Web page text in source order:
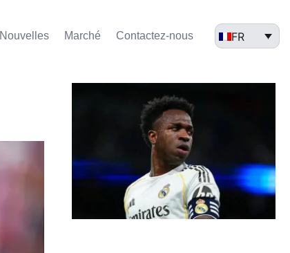
Nouvelles Marché​ Contactez-nous FR